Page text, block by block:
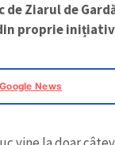
Ziarul de
proprie
News